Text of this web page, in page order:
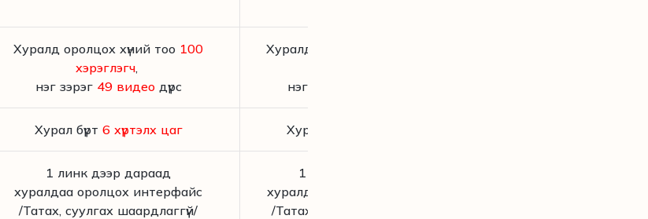
Хуралд оролцох хүний тоо 100
хэрэглэгч,
нэг зэрэг 49 видео дүрс
Хуралд оролцох хүний тоо
нэг зэрэг
Хурал бүрт 6 хүртэлх цаг Хурал бүрт
1 линк дээр дараад
хуралдаа оролцох интерфайс
/Татах, суулгах шаардлаггүй/
1 линк дээр дараад
хуралдаа оролцох интерфайс
/Татах, суулгах шаардлаггүй/